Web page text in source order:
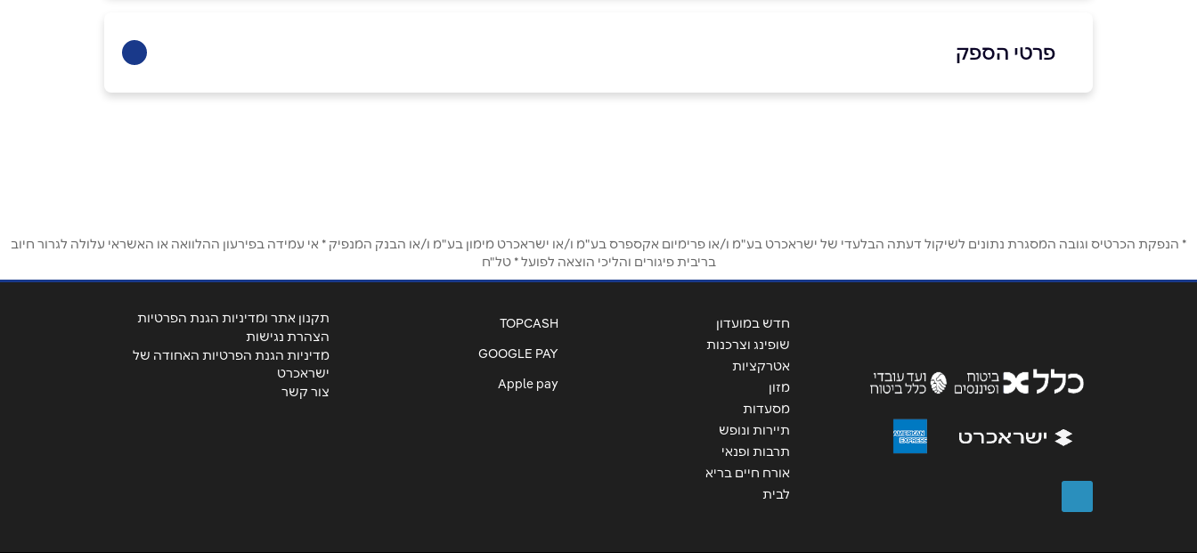
פרטי הספק
אימייל*
הודעה*
* הנפקת הכרטיס וגובה המסגרת נתונים לשיקול דעתה הבלעדי של ישראכרט בע"מ ו/או פרימיום אקספרס בע"מ ו/או ישראכרט מימון בע"מ ו/או הבנק המנפיק * אי עמידה בפירעון ההלוואה או האשראי עלולה לגרור חיוב
בריבית פיגורים והליכי הוצאה לפועל * טל"ח
חדש במועדון
שופינג וצרכנות
אטרקציות
מזון
מסעדות
תיירות ונופש
תרבות ופנאי
אורח חיים בריא
לבית
TOPCASH
GOOGLE PAY
Apple pay
תקנון אתר ומדיניות הגנת הפרטיות
הצהרת נגישות
מדיניות הגנת הפרטיות האחודה של
ישראכרט
צור קשר